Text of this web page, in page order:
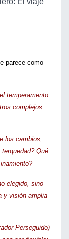
parece como
temperamento
complejos
los cambios,
Qué
elegido, sino
y visión amplia
Perseguido)